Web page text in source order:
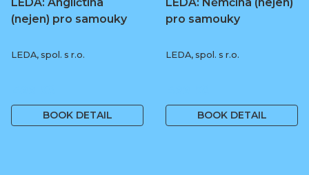
LEDA: Angličtina
(nejen) pro samouky
LEDA, spol. s r.o.
BOOK DETAIL
LEDA: Němčina (nejen)
pro samouky
LEDA, spol. s r.o.
BOOK DETAIL